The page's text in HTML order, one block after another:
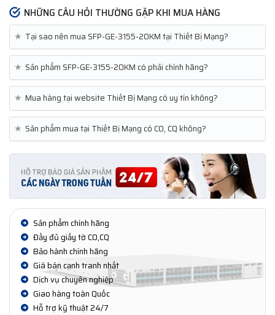
NHỮNG CÂU HỎI THƯỜNG GẶP KHI MUA HÀNG
★ Tại sao nên mua SFP-GE-3155-20KM tại Thiết Bị Mạng?
★ Sản phẩm SFP-GE-3155-20KM có phải chính hãng?
★ Mua hàng tại website Thiết Bị Mạng có uy tín không?
★ Sản phẩm mua tại Thiết Bị Mạng có CO, CQ không?
Sản phẩm chính hãng
Đầy đủ giấy tờ CO,CQ
Bảo hành chính hãng
Giá bán cạnh tranh nhất
Dịch vụ chuyên nghiệp
Giao hàng toàn Quốc
Hỗ trợ kỹ thuật 24/7